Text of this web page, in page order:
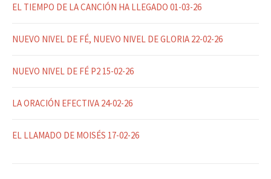
EL TIEMPO DE LA CANCIÓN HA LLEGADO 01-03-26
NUEVO NIVEL DE FÉ, NUEVO NIVEL DE GLORIA 22-02-26
NUEVO NIVEL DE FÉ P2 15-02-26
LA ORACIÓN EFECTIVA 24-02-26
EL LLAMADO DE MOISÉS 17-02-26